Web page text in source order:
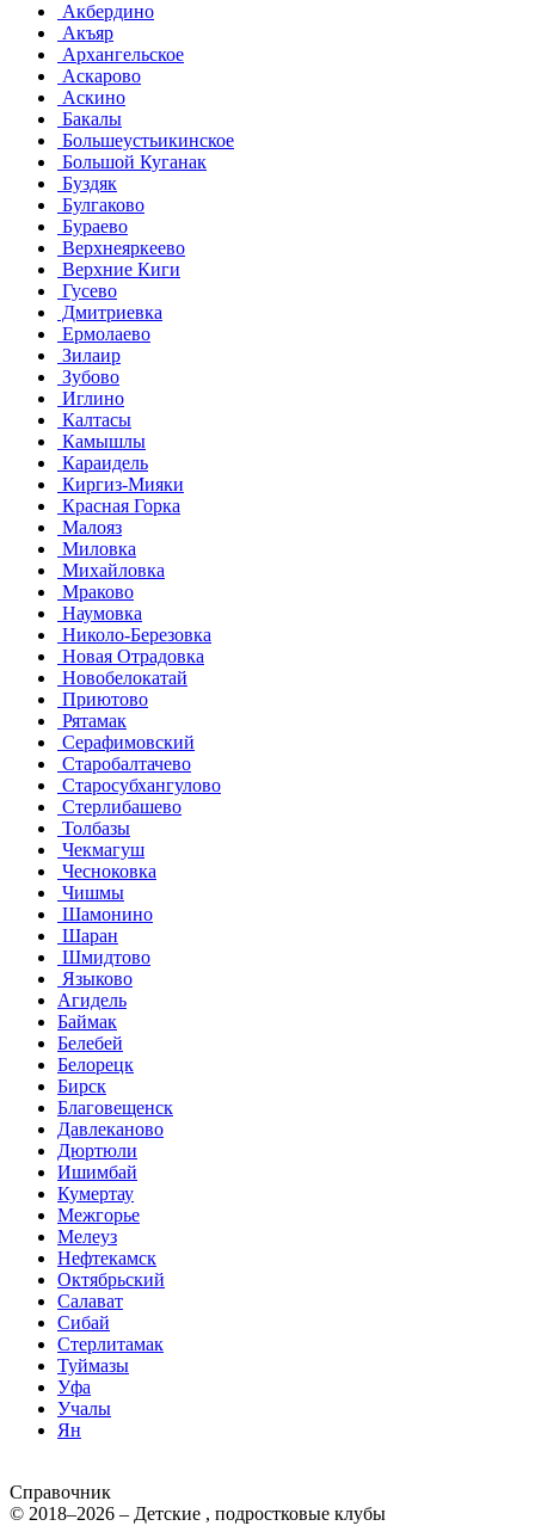
Акбердино
Акъяр
Архангельское
Аскарово
Аскино
Бакалы
Большеустьикинское
Большой Куганак
Буздяк
Булгаково
Бураево
Верхнеяркеево
Верхние Киги
Гусево
Дмитриевка
Ермолаево
Зилаир
Зубово
Иглино
Калтасы
Камышлы
Караидель
Киргиз-Мияки
Красная Горка
Малояз
Миловка
Михайловка
Мраково
Наумовка
Николо-Березовка
Новая Отрадовка
Новобелокатай
Приютово
Рятамак
Серафимовский
Старобалтачево
Старосубхангулово
Стерлибашево
Толбазы
Чекмагуш
Чесноковка
Чишмы
Шамонино
Шаран
Шмидтово
Языково
Агидель
Баймак
Белебей
Белорецк
Бирск
Благовещенск
Давлеканово
Дюртюли
Ишимбай
Кумертау
Межгорье
Мелеуз
Нефтекамск
Октябрьский
Салават
Сибай
Стерлитамак
Туймазы
Уфа
Учалы
Ян
Справочник
© 2018–2026 – Детские , подростковые клубы